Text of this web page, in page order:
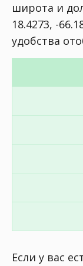
широта и
18.4273, -
удобства
Если у вас